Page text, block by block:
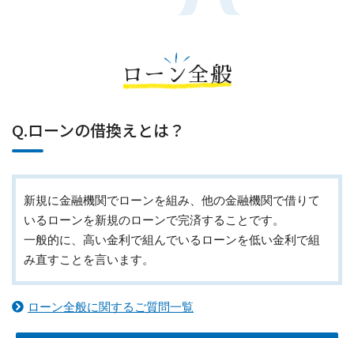
ローン全般
Q.ローンの借換えとは？
新規に金融機関でローンを組み、他の金融機関で借りて
いるローンを新規のローンで完済することです。
一般的に、高い金利で組んでいるローンを低い金利で組
み直すことを言います。
ローン全般に関するご質問一覧